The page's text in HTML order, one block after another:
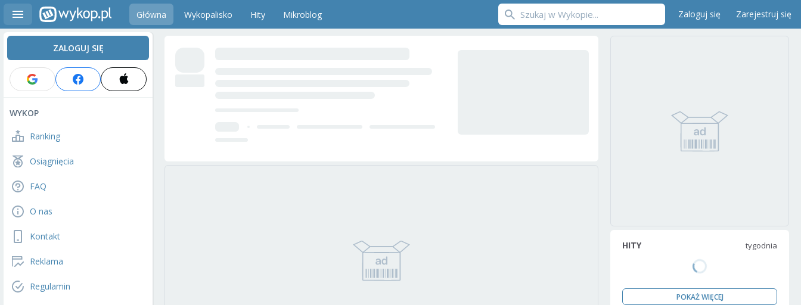
Główna Wykopalisko Hity Mikroblog Zaloguj się Zarejestruj się
ZALOGUJ SIĘ
WYKOP
Ranking
Osiągnięcia
FAQ
O nas
Kontakt
Reklama
Regulamin
HITY tygodnia
POKAŻ WIĘCEJ